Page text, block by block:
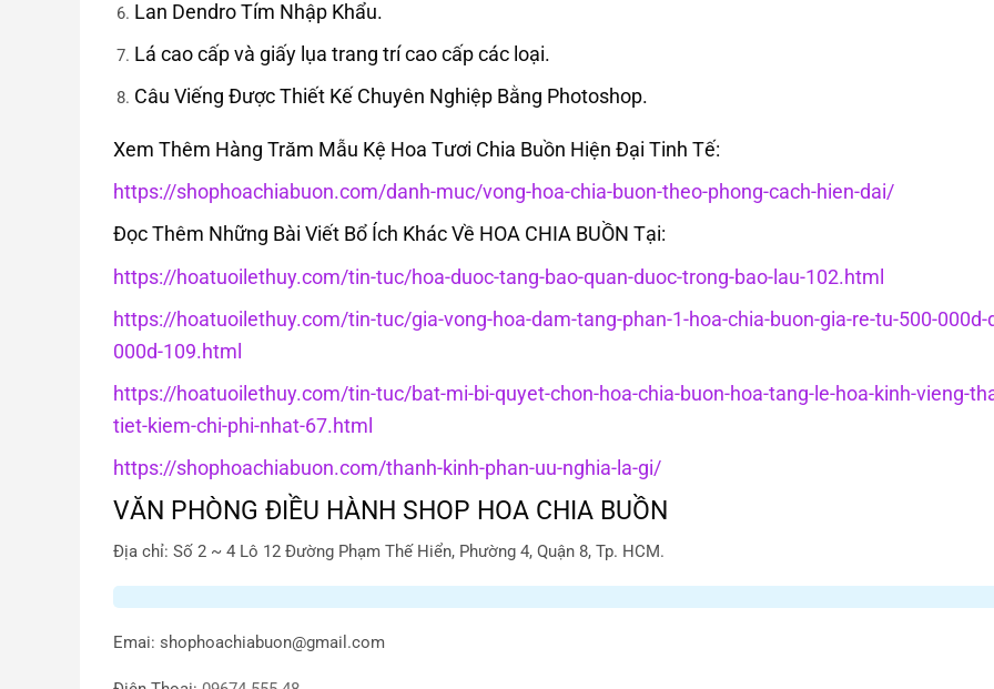
Lan Dendro Tím Nhập Khẩu.
Lá cao cấp và giấy lụa trang trí cao cấp các loại.
Câu Viếng Được Thiết Kế Chuyên Nghiệp Bằng Photoshop.
Xem Thêm Hàng Trăm Mẫu Kệ Hoa Tươi Chia Buồn Hiện Đại Tinh Tế:
https://shophoachiabuon.com/danh-muc/vong-hoa-chia-buon-theo-phong-cach-hien-dai/
Đọc Thêm Những Bài Viết Bổ Ích Khác Về HOA CHIA BUỒN Tại:
https://hoatuoilethuy.com/tin-tuc/hoa-duoc-tang-bao-quan-duoc-trong-bao-lau-102.html
https://hoatuoilethuy.com/tin-tuc/gia-vong-hoa-dam-tang-phan-1-hoa-chia-buon-gia-re-tu-500-000d-
000d-109.html
https://hoatuoilethuy.com/tin-tuc/bat-mi-bi-quyet-chon-hoa-chia-buon-hoa-tang-le-hoa-kinh-vieng-
tiet-kiem-chi-phi-nhat-67.html
https://shophoachiabuon.com/thanh-kinh-phan-uu-nghia-la-gi/
VĂN PHÒNG ĐIỀU HÀNH SHOP HOA CHIA BUỒN
Địa chỉ: Số 2 ~ 4 Lô 12 Đường Phạm Thế Hiển, Phường 4, Quận 8, Tp. HCM.
Emai: shophoachiabuon@gmail.com